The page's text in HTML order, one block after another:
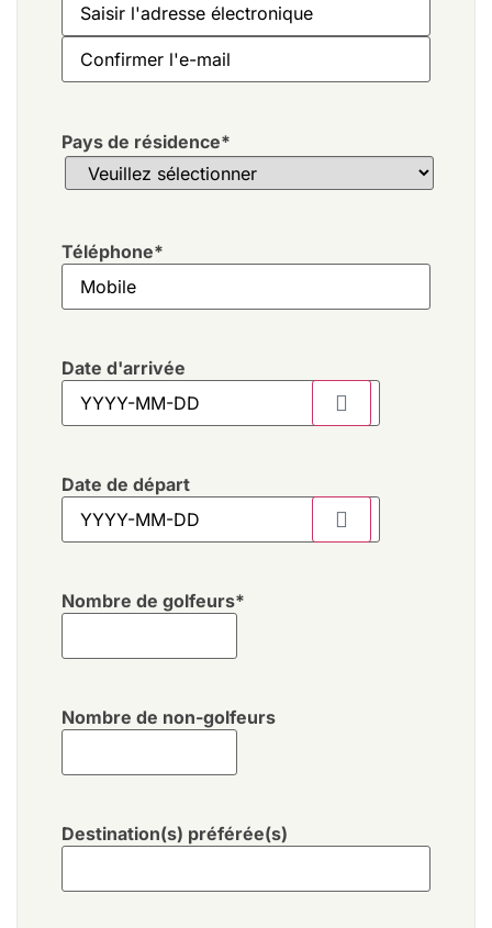
Pays de résidence*
Téléphone*
Date d'arrivée
Date de départ
Nombre de golfeurs*
Nombre de non-golfeurs
Destination(s) préférée(s)